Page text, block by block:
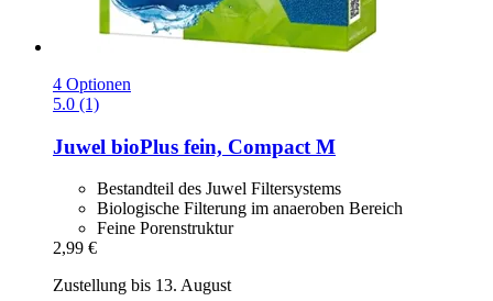
4 Optionen
5.0 (1)
Juwel bioPlus fein, Compact M
Bestandteil des Juwel Filtersystems
Biologische Filterung im anaeroben Bereich
Feine Porenstruktur
2,99 €
Zustellung bis 13. August